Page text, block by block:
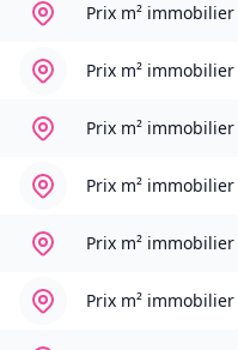
Prix m² immobilier
Prix m² immobilier
Prix m² immobilier
Prix m² immobilier
Prix m² immobilier
Prix m² immobilier